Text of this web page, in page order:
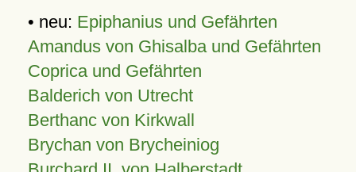
• neu: Epiphanius und Gefährten
Amandus von Ghisalba und Gefährten
Coprica und Gefährten
Balderich von Utrecht
Berthanc von Kirkwall
Brychan von Brycheiniog